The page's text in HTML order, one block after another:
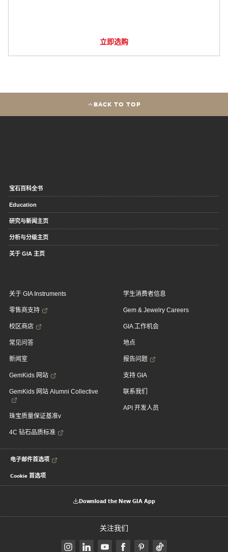
立即选购
BACK TO TOP
宝石百科全书
Education
研究与新闻主页
分析与分级主页
关于 GIA 主页
关于 GIA Instruments
零售商支持
校区商店
常见问答
新闻室
GemKids 网站
GemKids 网站 Alumni Collective
珠宝质量保证基准v
4C 钻石品质标准
学生消费者信息
Gem & Jewelry Careers
GIA 工作机会
地点
报告问题
支持 GIA
联系我们
API 开发人员
电子邮件首选项
Cookie 首选项
Download the New GIA App
关注我们